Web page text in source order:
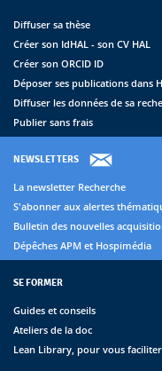
Diffuser sa thèse
Créer son IdHAL - son CV HAL
Créer son ORCID ID
Déposer ses publications dans
Diffuser les données de sa
Publier sans frais
NEWSLETTERS
La newsletter Recherche
S'abonner aux alertes
Bulletin des nouvelles
Dépêches APM et Hospimédia
SE FORMER
Guides et conseils
Ateliers de la doc
Lean Library, pour vous